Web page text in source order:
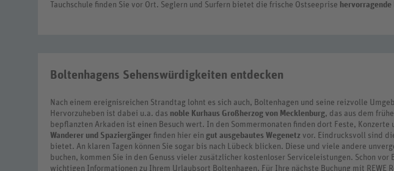
Tauchschule finden Sie vor Ort. Seglern und Surfern bietet die frische Ostseeprise hervorragende
Boltenhagens Sehenswürdigkeiten entdecken
Nach einem ereignisreichen Strandtag lohnt es sich auch, Boltenhagen und seine reizvolle
Hervorzuheben ist dabei u.a. das noble Kurhaus Großherzog von Mecklenburg, das aus dem
bepflanzten Arkaden ist einen Besuch wert. In den Sommermonaten finden dort Feste,
Wanderer und Spaziergänger finden hier ein gut ausgebautes Wegenetz vor. Eindrucksvoll sind
bietet. An klaren Tagen können Sie sogar bis nach Lübeck blicken. Diese und viele andere
buchen, kommen Sie in den Genuss vieler zusätzlicher kostenloser Serviceleistungen. Schon
wichtigen Informationen zu Ihrem Urlaubsort Boltenhagen. Für Ihre nächste Buchung mit REWE